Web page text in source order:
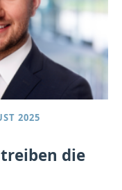
2025
die